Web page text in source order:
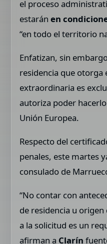
el proceso
estaránen
“en todo el territorio
Enfatizan, sin
residencia que otorga
extraordinaria es
autoriza poder
Unión Europea.
Respecto del
penales, este martes
consulado de
“No contar con
de residencia u
a la solicitud es un
afirman a Clarín